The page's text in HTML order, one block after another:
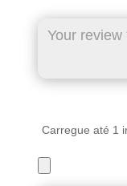
Carregue até 1